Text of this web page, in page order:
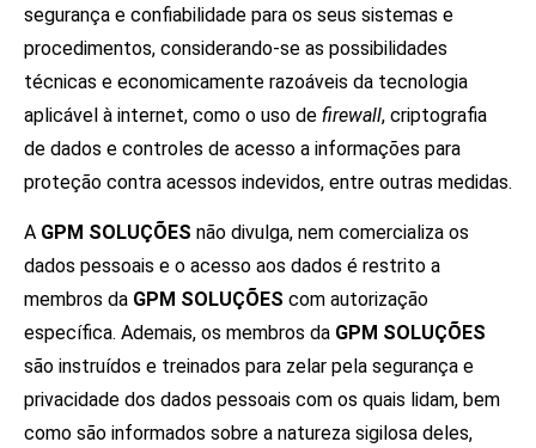
segurança e confiabilidade para os seus sistemas e
procedimentos, considerando-se as possibilidades
técnicas e economicamente razoáveis da tecnologia
aplicável à internet, como o uso de firewall, criptografia
de dados e controles de acesso a informações para
proteção contra acessos indevidos, entre outras medidas.
A GPM SOLUÇÕES não divulga, nem comercializa os
dados pessoais e o acesso aos dados é restrito a
membros da GPM SOLUÇÕES com autorização
específica. Ademais, os membros da GPM SOLUÇÕES
são instruídos e treinados para zelar pela segurança e
privacidade dos dados pessoais com os quais lidam, bem
como são informados sobre a natureza sigilosa deles,